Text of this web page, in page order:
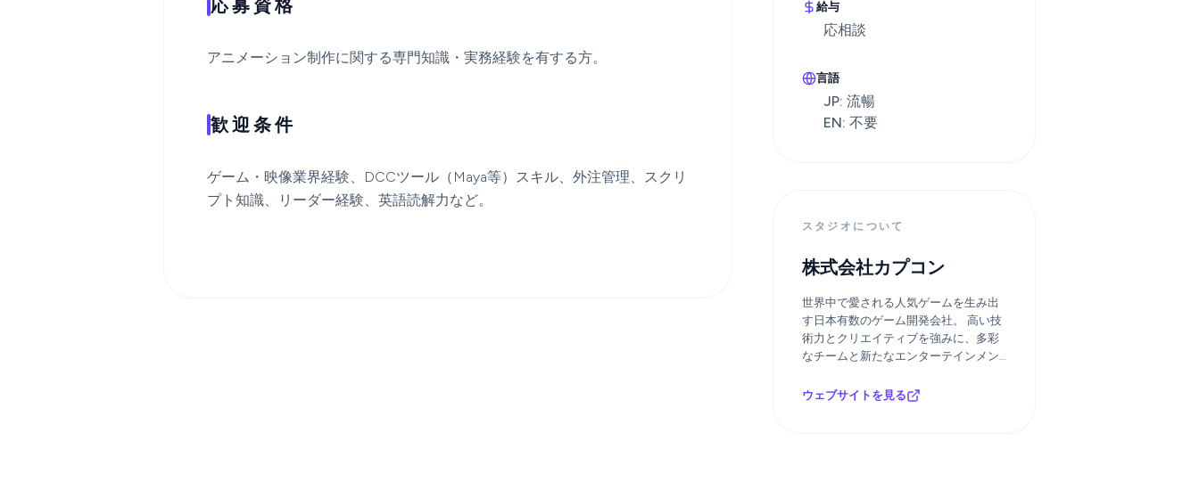
応募資格
アニメーション制作に関する専門知識・実務経験を有する方。
歓迎条件
ゲーム・映像業界経験、DCCツール（Maya等）スキル、外注管理、スクリ
プト知識、リーダー経験、英語読解力など。
給与
応相談
言語
JP: 流暢
EN: 不要
スタジオについて
株式会社カプコン
世界中で愛される人気ゲームを生み出
す日本有数のゲーム開発会社。 高い技
術力とクリエイティブを強みに、多彩
なチームと新たなエンターテインメン
ウェブサイトを見る